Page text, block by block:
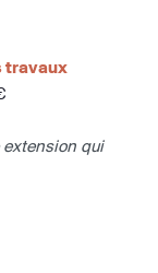
travaux
extension qui